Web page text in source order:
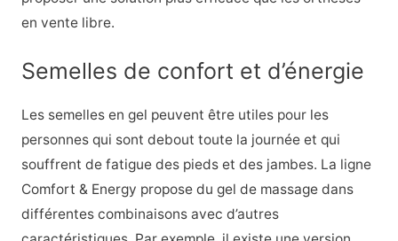
en vente libre.
Semelles de confort et d’énergie
Les semelles en gel peuvent être utiles pour les
personnes qui sont debout toute la journée et qui
souffrent de fatigue des pieds et des jambes. La ligne
Comfort & Energy propose du gel de massage dans
différentes combinaisons avec d’autres